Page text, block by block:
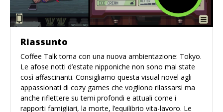
Riassunto
Coffee Talk torna con una nuova ambientazione: Tokyo.
Le afose notti d’estate nipponiche non sono mai state
così affascinanti. Consigliamo questa visual novel agli
appassionati di cozy games che vogliono rilassarsi ma
anche riflettere su temi profondi e attuali come i
rapporti famigliari, la morte, l’equilibrio vita-lavoro. Le